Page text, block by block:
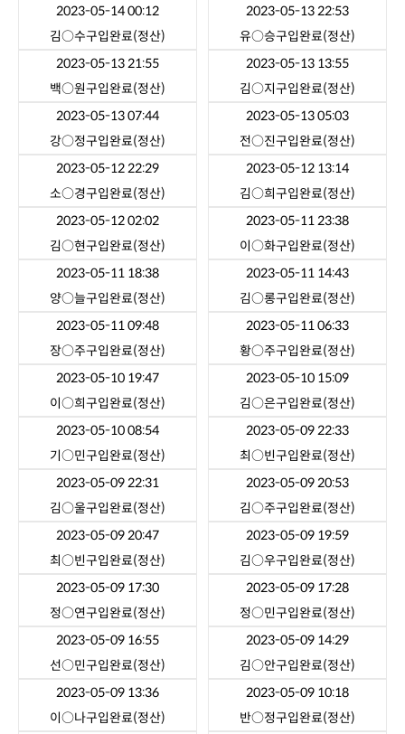
2023-05-14 00:12
김○수구입완료(정산)
2023-05-13 22:53
유○승구입완료(정산)
2023-05-13 21:55
백○원구입완료(정산)
2023-05-13 13:55
김○지구입완료(정산)
2023-05-13 07:44
강○정구입완료(정산)
2023-05-13 05:03
전○진구입완료(정산)
2023-05-12 22:29
소○경구입완료(정산)
2023-05-12 13:14
김○희구입완료(정산)
2023-05-12 02:02
김○현구입완료(정산)
2023-05-11 23:38
이○화구입완료(정산)
2023-05-11 18:38
양○늘구입완료(정산)
2023-05-11 14:43
김○롱구입완료(정산)
2023-05-11 09:48
장○주구입완료(정산)
2023-05-11 06:33
황○주구입완료(정산)
2023-05-10 19:47
이○희구입완료(정산)
2023-05-10 15:09
김○은구입완료(정산)
2023-05-10 08:54
기○민구입완료(정산)
2023-05-09 22:33
최○빈구입완료(정산)
2023-05-09 22:31
김○울구입완료(정산)
2023-05-09 20:53
김○주구입완료(정산)
2023-05-09 20:47
최○빈구입완료(정산)
2023-05-09 19:59
김○우구입완료(정산)
2023-05-09 17:30
정○연구입완료(정산)
2023-05-09 17:28
정○민구입완료(정산)
2023-05-09 16:55
선○민구입완료(정산)
2023-05-09 14:29
김○안구입완료(정산)
2023-05-09 13:36
이○나구입완료(정산)
2023-05-09 10:18
반○정구입완료(정산)